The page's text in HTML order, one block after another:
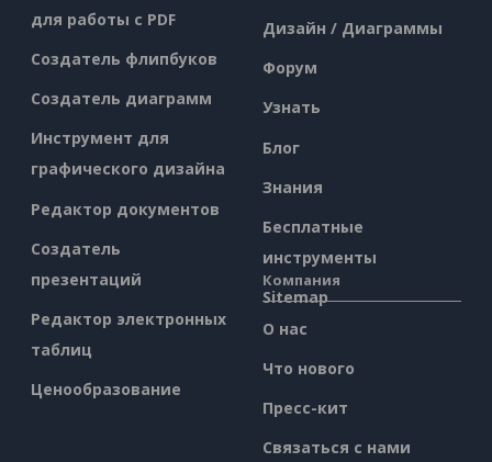
для работы с PDF
Создатель флипбуков
Создатель диаграмм
Инструмент для
графического дизайна
Редактор документов
Создатель
презентаций
Редактор электронных
таблиц
Ценообразование
Дизайн / Диаграммы
Форум
Узнать
Блог
Знания
Бесплатные
инструменты
Sitemap
Компания
О нас
Что нового
Пресс-кит
Связаться с нами